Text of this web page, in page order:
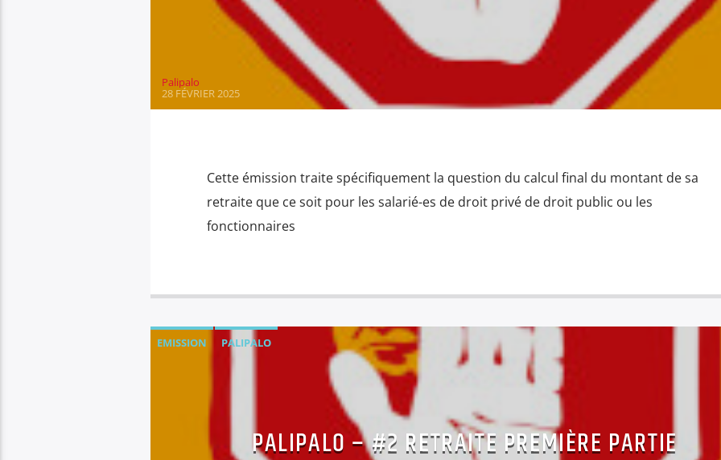
Palipalo
28 FÉVRIER 2025
Cette émission traite spécifiquement la question du calcul final du montant de sa
retraite que ce soit pour les salarié-es de droit privé de droit public ou les
fonctionnaires
EMISSION PALIPALO
PALIPALO – #2 RETRAITE PREMIÈRE PARTIE